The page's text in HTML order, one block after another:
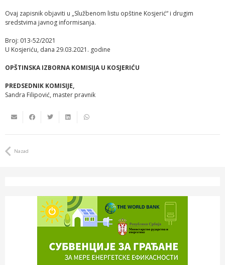
Ovaj zapisnik objaviti u „Službenom listu opštine Kosjerić“ i drugim
sredstvima javnog informisanja.
Broj: 013-52/2021
U Kosjeriću, dana 29.03.2021. godine
OPŠTINSKA IZBORNA KOMISIJA U KOSJERIĆU
PREDSEDNIK KOMISIJE,
Sandra Filipović, master pravnik
Nazad